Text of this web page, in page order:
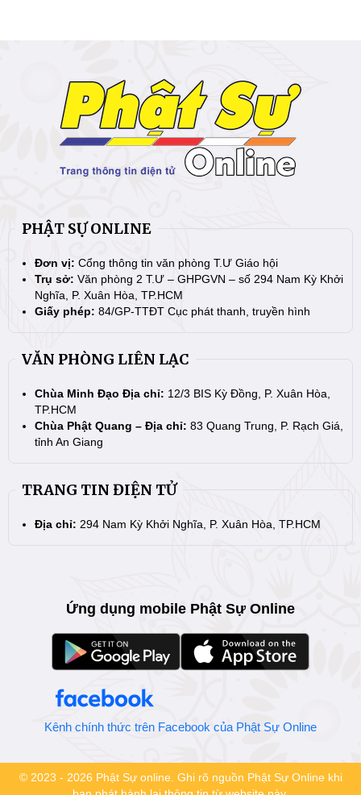
PHẬT SỰ ONLINE
Đơn vị: Cổng thông tin văn phòng T.Ư Giáo hội
Trụ sở: Văn phòng 2 T.Ư – GHPGVN – số 294 Nam Kỳ Khởi
Nghĩa, P. Xuân Hòa, TP.HCM
Giấy phép: 84/GP-TTĐT Cục phát thanh, truyền hình
VĂN PHÒNG LIÊN LẠC
Chùa Minh Đạo Địa chỉ: 12/3 BIS Kỳ Đồng, P. Xuân Hòa,
TP.HCM
Chùa Phật Quang – Địa chỉ: 83 Quang Trung, P. Rạch Giá,
tỉnh An Giang
TRANG TIN ĐIỆN TỬ
Địa chỉ: 294 Nam Kỳ Khởi Nghĩa, P. Xuân Hòa, TP.HCM
Ứng dụng mobile Phật Sự Online
Kênh chính thức trên Facebook của Phật Sự Online
© 2023 - 2026 Phật Sự online. Ghi rõ nguồn Phật Sự Online khi